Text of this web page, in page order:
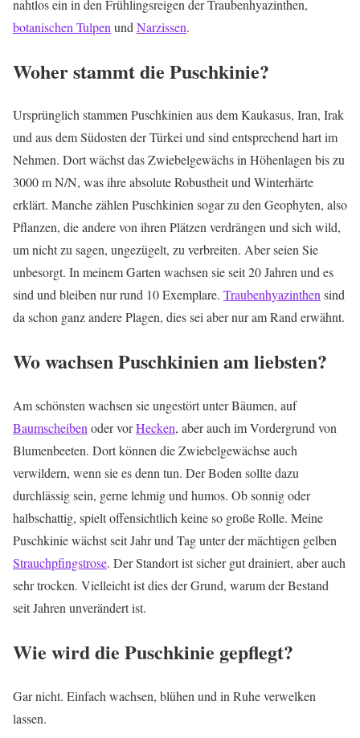
nahtlos ein in den Frühlingsreigen der Traubenhyazinthen,
botanischen Tulpen und Narzissen.
Woher stammt die Puschkinie?
Ursprünglich stammen Puschkinien aus dem Kaukasus, Iran, Irak
und aus dem Südosten der Türkei und sind entsprechend hart im
Nehmen. Dort wächst das Zwiebelgewächs in Höhenlagen bis zu
3000 m N/N, was ihre absolute Robustheit und Winterhärte
erklärt. Manche zählen Puschkinien sogar zu den Geophyten, also
Pflanzen, die andere von ihren Plätzen verdrängen und sich wild,
um nicht zu sagen, ungezügelt, zu verbreiten. Aber seien Sie
unbesorgt. In meinem Garten wachsen sie seit 20 Jahren und es
sind und bleiben nur rund 10 Exemplare. Traubenhyazinthensind
da schon ganz andere Plagen, dies sei aber nur am Rand erwähnt.
Wo wachsen Puschkinien am liebsten?
Am schönsten wachsen sie ungestört unter Bäumen, auf
Baumscheibenoder vorHecken, aber auch im Vordergrund von
Blumenbeeten. Dort können die Zwiebelgewächse auch
verwildern, wenn sie es denn tun. Der Boden sollte dazu
durchlässig sein, gerne lehmig und humos. Ob sonnig oder
halbschattig, spielt offensichtlich keine so große Rolle. Meine
Puschkinie wächst seit Jahr und Tag unter der mächtigen gelben
Strauchpfingstrose. Der Standort ist sicher gut drainiert, aber auch
sehr trocken. Vielleicht ist dies der Grund, warum der Bestand
seit Jahren unverändert ist.
Wie wird die Puschkinie gepflegt?
Gar nicht. Einfach wachsen, blühen und in Ruhe verwelken
lassen.